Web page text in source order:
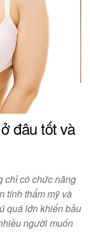
đâu tốt và
chỉ có chức năng
tính thẩm mỹ và
quá lớn khiến bầu
người muốn